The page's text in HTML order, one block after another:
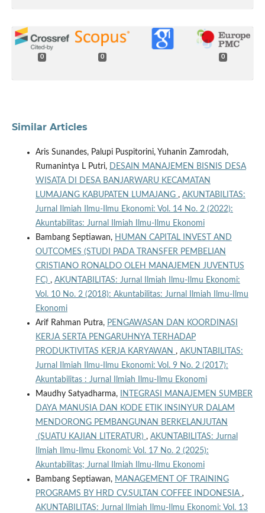
0 0 0
Similar Articles
Aris Sunandes, Palupi Puspitorini, Yuhanin Zamrodah,
Rumanintya L Putri, DESAIN MANAJEMEN BISNIS DESA
WISATA DI DESA BANJARWARU KECAMATAN
LUMAJANG KABUPATEN LUMAJANG , AKUNTABILITAS:
Jurnal Ilmiah Ilmu-Ilmu Ekonomi: Vol. 14 No. 2 (2022):
Akuntabilitas: Jurnal Ilmiah Ilmu-Ilmu Ekonomi
Bambang Septiawan, HUMAN CAPITAL INVEST AND
OUTCOMES (STUDI PADA TRANSFER PEMBELIAN
CRISTIANO RONALDO OLEH MANAJEMEN JUVENTUS
FC) , AKUNTABILITAS: Jurnal Ilmiah Ilmu-Ilmu Ekonomi:
Vol. 10 No. 2 (2018): Akuntabilitas: Jurnal Ilmiah Ilmu-Ilmu
Ekonomi
Arif Rahman Putra, PENGAWASAN DAN KOORDINASI
KERJA SERTA PENGARUHNYA TERHADAP
PRODUKTIVITAS KERJA KARYAWAN , AKUNTABILITAS:
Jurnal Ilmiah Ilmu-Ilmu Ekonomi: Vol. 9 No. 2 (2017):
Akuntabilitas : Jurnal Ilmiah Ilmu-Ilmu Ekonomi
Maudhy Satyadharma,
INTEGRASI MANAJEMEN SUMBER
DAYA MANUSIA DAN KODE ETIK INSINYUR DALAM
MENDORONG PEMBANGUNAN BERKELANJUTAN
(SUATU KAJIAN LITERATUR) , AKUNTABILITAS: Jurnal
Ilmiah Ilmu-Ilmu Ekonomi: Vol. 17 No. 2 (2025):
Akuntabilitas; Jurnal Ilmiah Ilmu-Ilmu Ekonomi
Bambang Septiawan, MANAGEMENT OF TRAINING
PROGRAMS BY HRD CV.SULTAN COFFEE INDONESIA ,
AKUNTABILITAS: Jurnal Ilmiah Ilmu-Ilmu Ekonomi: Vol. 13